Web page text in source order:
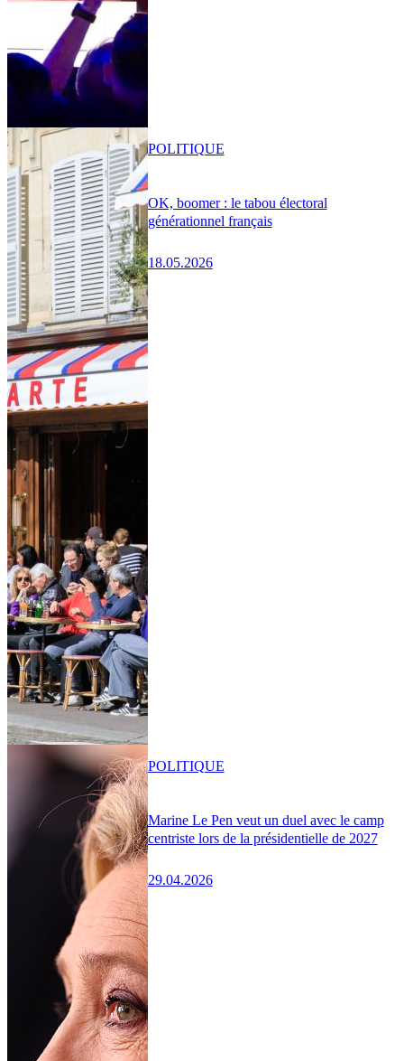
OK, boomer : le tabou électoral
générationnel français
18.05.2026
POLITIQUE
Marine Le Pen veut un duel avec le camp
centriste lors de la présidentielle de 2027
29.04.2026
POLITIQUE